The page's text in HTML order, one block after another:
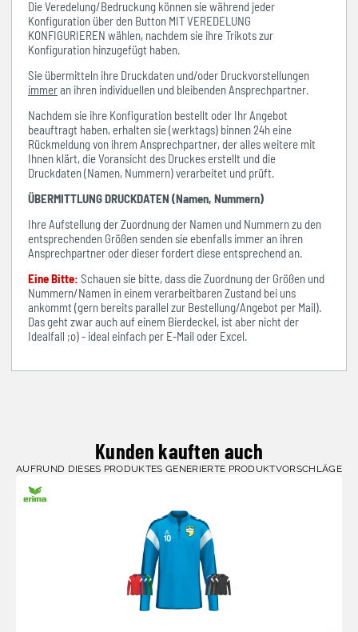
Die Veredelung/Bedruckung können sie während jeder
Konfiguration über den Button MIT VEREDELUNG
KONFIGURIEREN wählen, nachdem sie ihre Trikots zur
Konfiguration hinzugefügt haben.
Sie übermitteln ihre Druckdaten und/oder Druckvorstellungen
immeran ihren individuellen und bleibenden Ansprechpartner.
Nachdem sie ihre Konfiguration bestellt oder Ihr Angebot
beauftragt haben, erhalten sie (werktags) binnen 24h eine
Rückmeldung von ihrem Ansprechpartner, der alles weitere mit
Ihnen klärt, die Voransicht des Druckes erstellt und die
Druckdaten (Namen, Nummern) verarbeitet und prüft.
ÜBERMITTLUNG DRUCKDATEN (Namen, Nummern)
Ihre Aufstellung der Zuordnung der Namen und Nummern zu den
entsprechenden Größen senden sie ebenfalls immer an ihren
Ansprechpartner oder dieser fordert diese entsprechend an.
Eine Bitte: Schauen sie bitte, dass die Zuordnung der Größen und
Nummern/Namen in einem verarbeitbaren Zustand bei uns
ankommt (gern bereits parallel zur Bestellung/Angebot per Mail).
Das geht zwar auch auf einem Bierdeckel, ist aber nicht der
Idealfall ;o) - ideal einfach per E-Mail oder Excel.
Kunden kauften auch
AUFRUND DIESES PRODUKTES GENERIERTE PRODUKTVORSCHLÄGE